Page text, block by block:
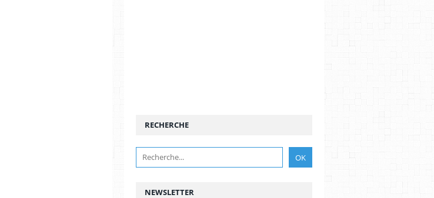
NEWSLETTER
RECHERCHE